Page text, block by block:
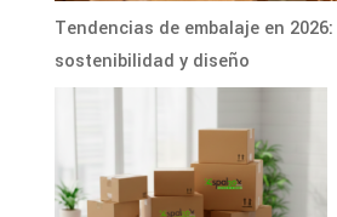
Tendencias de embalaje en
sostenibilidad y diseño